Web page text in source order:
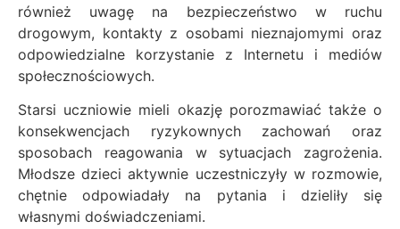
również uwagę na bezpieczeństwo w ruchu
drogowym, kontakty z osobami nieznajomymi oraz
odpowiedzialne korzystanie z Internetu i mediów
społecznościowych.
Starsi uczniowie mieli okazję porozmawiać także o
konsekwencjach ryzykownych zachowań oraz
sposobach reagowania w sytuacjach zagrożenia.
Młodsze dzieci aktywnie uczestniczyły w rozmowie,
chętnie odpowiadały na pytania i dzieliły się
własnymi doświadczeniami.